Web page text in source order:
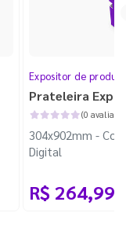
Expositor de
Prateleira
(0
304x902mm -
Digital
R$ 264,99